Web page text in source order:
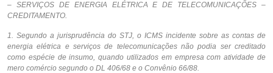
– SERVIÇOS DE ENERGIA ELÉTRICA E DE TELECOMUNICAÇÕES –
CREDITAMENTO.
1. Segundo a jurisprudência do STJ, o ICMS incidente sobre as contas de
energia elétrica e serviços de telecomunicações não podia ser creditado
como espécie de insumo, quando utilizados em empresa com atividade de
mero comércio segundo o DL 406/68 e o Convênio 66/88.